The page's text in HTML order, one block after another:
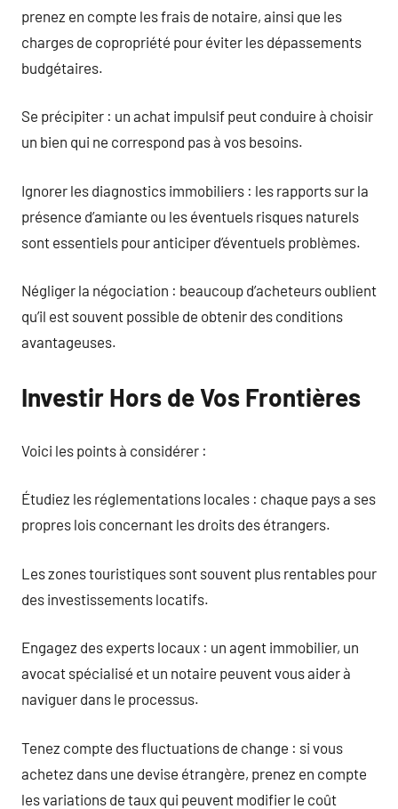
prenez en compte les frais de notaire, ainsi que les
charges de copropriété pour éviter les dépassements
budgétaires.
Se précipiter : un achat impulsif peut conduire à choisir
un bien qui ne correspond pas à vos besoins.
Ignorer les diagnostics immobiliers : les rapports sur la
présence d’amiante ou les éventuels risques naturels
sont essentiels pour anticiper d’éventuels problèmes.
Négliger la négociation : beaucoup d’acheteurs oublient
qu’il est souvent possible de obtenir des conditions
avantageuses.
Investir Hors de Vos Frontières
Voici les points à considérer :
Étudiez les réglementations locales : chaque pays a ses
propres lois concernant les droits des étrangers.
Les zones touristiques sont souvent plus rentables pour
des investissements locatifs.
Engagez des experts locaux : un agent immobilier, un
avocat spécialisé et un notaire peuvent vous aider à
naviguer dans le processus.
Tenez compte des fluctuations de change : si vous
achetez dans une devise étrangère, prenez en compte
les variations de taux qui peuvent modifier le coût